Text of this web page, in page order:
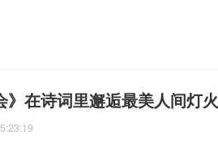
》在诗词里邂逅最美人间灯火